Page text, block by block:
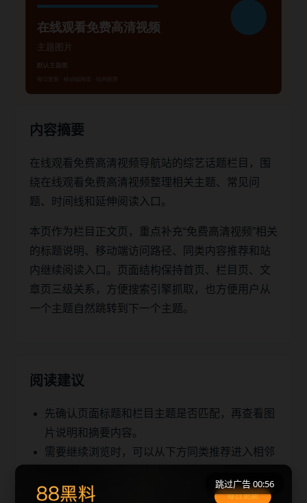
内容摘要
在线观看免费高清视频导航站的综艺话题栏目，围
绕在线观看免费高清视频整理相关主题、常见问
题、时间线和延伸阅读入口。
本页作为栏目正文页，重点补充“免费高清视频”相关
的标题说明、移动端访问路径、同类内容推荐和站
内继续阅读入口。页面结构保持首页、栏目页、文
章页三级关系，方便搜索引擎抓取，也方便用户从
一个主题自然跳转到下一个主题。
阅读建议
先确认页面标题和栏目主题是否匹配，再查看图
片说明和摘要内容。
需要继续浏览时，可以从下方同类推荐进入相邻
移动端访问建议优先使用栏目页和 sitemap，快
跳过广告 00:56